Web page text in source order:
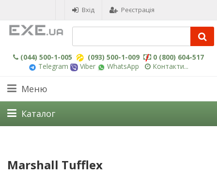
Вхід Реєстрація
(044) 500-1-005 (093) 500-1-009
0 (800) 604-517
Telegram
Viber WhatsApp Контакти...
Меню
Каталог
Marshall Tufflex